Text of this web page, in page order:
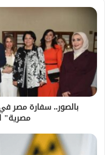
بالصور.. سفارة مصر
مصرية"